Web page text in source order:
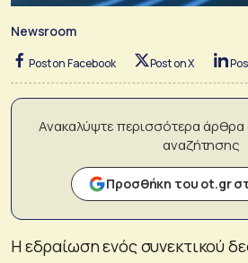
Newsroom
Post on Facebook Post on X
Ανακαλύψτε περισσότερα
αναζήτησης
Προσθήκη του ot.gr
Η εδραίωση ενός συνεκτικού